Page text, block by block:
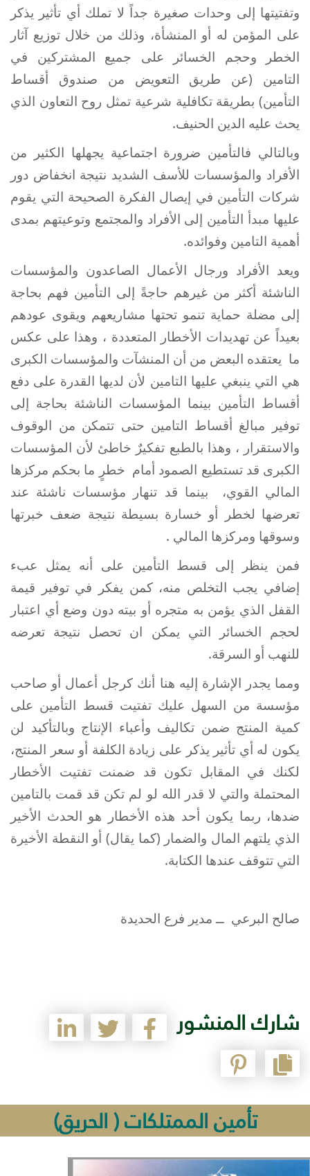
وتفتيتها إلى وحدات صغيرة جداً لا تملك أي تأثير يذكر
على المؤمن له أو المنشأة، وذلك من خلال توزيع آثار
الخطر وحجم الخسائر على جميع المشتركين في
التامين (عن طريق التعويض من صندوق أقساط
التأمين) بطريقة تكافلية شرعية تمثل روح التعاون الذي
يحث عليه الدين الحنيف.
وبالتالي فالتأمين ضرورة اجتماعية يجهلها الكثير من
الأفراد والمؤسسات للأسف الشديد نتيجة انخفاض دور
شركات التأمين في إيصال الفكرة الصحيحة التي يقوم
عليها مبدأ التأمين إلى الأفراد والمجتمع وتوعيتهم بمدى
أهمية التامين وفوائده.
ويعد الأفراد ورجال الأعمال الصاعدون والمؤسسات
الناشئة أكثر من غيرهم حاجةً إلى التأمين فهم بحاجة
إلى مضلة حماية تنمو تحتها مشاريعهم ويقوى عودهم
بعيداً عن تهديدات الأخطار المتعددة ، وهذا على عكس
ما يعتقده البعض من أن المنشآت والمؤسسات الكبرى
هي التي ينبغي عليها التامين لأن لديها القدرة على دفع
أقساط التأمين بينما المؤسسات الناشئة بحاجة إلى
توفير مبالغ أقساط التامين حتى تتمكن من الوقوف
والاستقرار ، وهذا بالطبع تفكيرٌ خاطئ لأن المؤسسات
الكبرى قد تستطيع الصمود أمام خطرٍ ما بحكم مركزها
المالي القوي، بينما قد تنهار مؤسسات ناشئة عند
تعرضها لخطر أو خسارة بسيطة نتيجة ضعف خبرتها
وسوقها ومركزها المالي .
فمن ينظر إلى قسط التأمين على أنه يمثل عبء
إضافي يجب التخلص منه، كمن يفكر في توفير قيمة
القفل الذي يؤمن به متجره أو بيته دون وضع أي اعتبار
لحجم الخسائر التي يمكن ان تحصل نتيجة تعرضه
للنهب أو السرقة.
ومما يجدر الإشارة إليه هنا أنك كرجل أعمال أو صاحب
مؤسسة من السهل عليك تفتيت قسط التأمين على
كمية المنتج ضمن تكاليف وأعباء الإنتاج وبالتأكيد لن
يكون له أي تأثير يذكر على زيادة الكلفة أو سعر المنتج،
لكنك في المقابل تكون قد ضمنت تفتيت الأخطار
المحتملة والتي لا قدر الله لو لم تكن قد قمت بالتامين
ضدها، ربما يكون أحد هذه الأخطار هو الحدث الأخير
الذي يلتهم المال والضمار (كما يقال) أو النقطة الأخيرة
التي تتوقف عندها الكتابة.
صالح البرعي ــمدير فرع الحديدة
شارك المنشور
تأمين الممتلكات ( الحريق)